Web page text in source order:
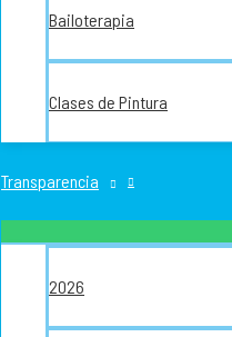
Bailoterapia
Clases de Pintura
Transparencia
2026